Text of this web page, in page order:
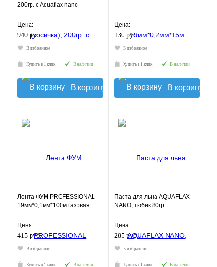
200гр. c Aquaflax nano
Цена:
940 руб.
В избранное
Купить в 1 клик В наличии
В корзину
Цена:
130 руб.
В избранное
Купить в 1 клик В наличии
В корзину
Лента ФУМ PROFESSIONAL
19мм*0,1мм*100м газовая
Цена:
415 руб.
В избранное
Купить в 1 клик В наличии
Паста для льна AQUAFLAX
NANO, тюбик 80гр
Цена:
285 руб.
В избранное
Купить в 1 клик В наличии